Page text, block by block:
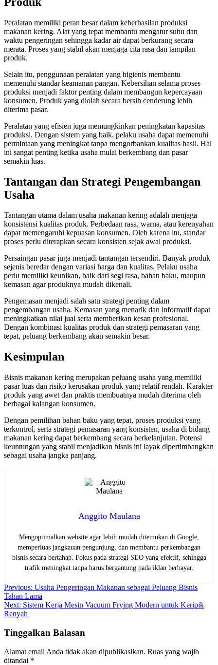
Peralatan memiliki peran besar dalam keberhasilan produksi
makanan kering. Alat yang tepat membantu mengatur suhu dan
waktu pengeringan sehingga kadar air dapat berkurang secara
merata. Proses yang stabil akan menjaga cita rasa dan tampilan
produk.
Selain itu, penggunaan peralatan yang higienis membantu
memenuhi standar keamanan pangan. Kebersihan selama proses
produksi menjadi faktor penting dalam membangun kepercayaan
konsumen. Produk yang diolah secara bersih cenderung lebih
diterima pasar.
Peralatan yang efisien juga memungkinkan peningkatan kapasitas
produksi. Dengan sistem yang baik, pelaku usaha dapat memenuhi
permintaan yang meningkat tanpa mengorbankan kualitas hasil. Hal
ini sangat penting ketika usaha mulai berkembang dan pasar
semakin luas.
Tantangan dan Strategi Pengembangan
Usaha
Tantangan utama dalam usaha makanan kering adalah menjaga
konsistensi kualitas produk. Perbedaan rasa, warna, atau kerenyahan
dapat memengaruhi kepuasan konsumen. Oleh karena itu, standar
proses perlu diterapkan secara konsisten sejak awal produksi.
Persaingan pasar juga menjadi tantangan tersendiri. Banyak produk
sejenis beredar dengan variasi harga dan kualitas. Pelaku usaha
perlu memiliki keunikan, baik dari segi rasa, bahan baku, maupun
kemasan agar produknya mudah dikenali.
Pengemasan menjadi salah satu strategi penting dalam
pengembangan usaha. Kemasan yang menarik dan informatif dapat
meningkatkan nilai jual serta memberikan kesan profesional.
Dengan kombinasi kualitas produk dan strategi pemasaran yang
tepat, peluang berkembang akan semakin besar.
Kesimpulan
Bisnis makanan kering merupakan peluang usaha yang memiliki
pasar luas dan risiko kerusakan produk yang relatif rendah. Karakter
produk yang awet dan praktis membuatnya mudah diterima oleh
berbagai kalangan konsumen.
Dengan pemilihan bahan baku yang tepat, proses produksi yang
terkontrol, serta strategi pemasaran yang konsisten, usaha di bidang
makanan kering dapat berkembang secara berkelanjutan. Potensi
keuntungan yang stabil menjadikan bisnis ini layak dipertimbangkan
sebagai usaha jangka panjang.
Anggito Maulana
Mengoptimalkan website agar lebih mudah ditemukan di Google,
memperluas jangkauan pengunjung, dan membantu perkembangan
bisnis secara bertahap. Fokus pada strategi SEO yang efektif, sehingga
trafik meningkat tanpa harus bergantung pada iklan berbayar.
Navigasi
pos
Previous: Usaha Pengeringan Makanan sebagai Peluang Bisnis
Tahan Lama
Next: Sistem Kerja Mesin Vacuum Frying Modern untuk Keripik
Renyah
Tinggalkan Balasan
Alamat email Anda tidak akan dipublikasikan. Ruas yang wajib
ditandai *